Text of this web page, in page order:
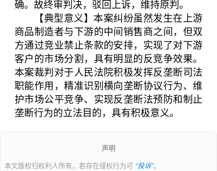
确。故终审判决，驳回上诉，维持原判。
【典型意义】本案纠纷虽然发生在上游
商品制造者与下游的中间销售商之间，但双
方通过竞业禁止条款的安排，实现了对下游
客户的市场分割，具有明显的反竞争效果。
本案裁判对于人民法院积极发挥反垄断司法
职能作用，精准识别横向垄断协议行为、维
护市场公平竞争、实现反垄断法预防和制止
垄断行为的立法目的，具有积极意义。
声明
本文版权归权利人所有，若存在侵权行为可 “投诉”。